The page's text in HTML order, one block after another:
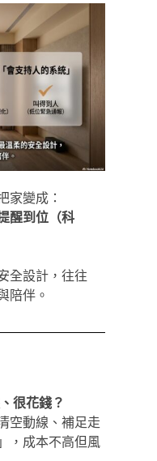
家變成：
醒到位（科
全設計，往往
陪伴。
很花錢？
空動線、補足走
，成本不高但風